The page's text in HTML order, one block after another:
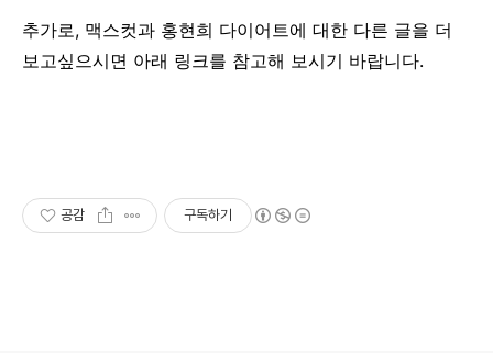
추가로, 맥스컷과 홍현희 다이어트에 대한 다른 글을 더
보고싶으시면 아래 링크를 참고해 보시기 바랍니다.
공감 구독하기